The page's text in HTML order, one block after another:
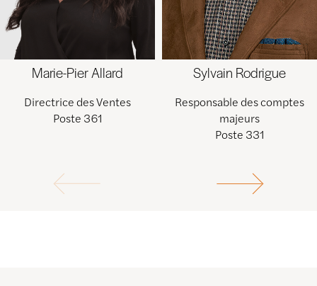
Marie-Pier Allard
Directrice des Ventes
Poste 361
Sylvain Rodrigue
Responsable des comptes
majeurs
Poste 331